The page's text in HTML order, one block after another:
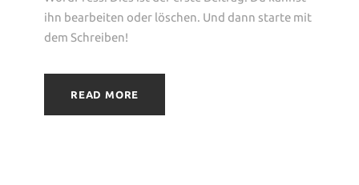
ihn bearbeiten oder löschen. Und dann starte mit
dem Schreiben!
READ MORE